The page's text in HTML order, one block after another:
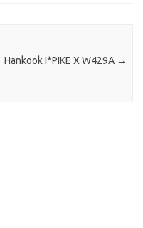
Hankook I*PIKE X W429A →